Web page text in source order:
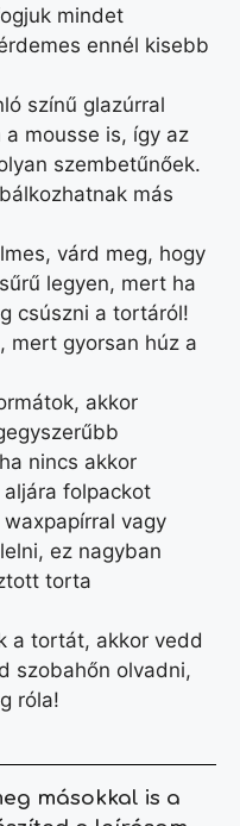
mindet
ennél kisebb
színű glazúrral
mousse is, így az
szembetűnőek.
más
várd meg, hogy
legyen, mert ha
csúszni a tortáról!
mert gyorsan húz a
akkor
nincs akkor
folpackot
vagy
ez nagyban
torta
a tortát, akkor vedd
szobahőn olvadni,
róla!
másokkal is a